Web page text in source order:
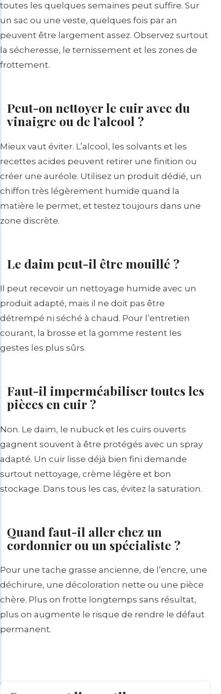
toutes les quelques semaines peut suffire. Sur
un sac ou une veste, quelques fois par an
peuvent être largement assez. Observez surtout
la sécheresse, le ternissement et les zones de
frottement.
Peut-on nettoyer le cuir avec du
vinaigre ou de l’alcool ?
Mieux vaut éviter. L’alcool, les solvants et les
recettes acides peuvent retirer une finition ou
créer une auréole. Utilisez un produit dédié, un
chiffon très légèrement humide quand la
matière le permet, et testez toujours dans une
zone discrète.
Le daim peut-il être mouillé ?
Il peut recevoir un nettoyage humide avec un
produit adapté, mais il ne doit pas être
détrempé ni séché à chaud. Pour l’entretien
courant, la brosse et la gomme restent les
gestes les plus sûrs.
Faut-il imperméabiliser toutes les
pièces en cuir ?
Non. Le daim, le nubuck et les cuirs ouverts
gagnent souvent à être protégés avec un spray
adapté. Un cuir lisse déjà bien fini demande
surtout nettoyage, crème légère et bon
stockage. Dans tous les cas, évitez la saturation.
Quand faut-il aller chez un
cordonnier ou un spécialiste ?
Pour une tache grasse ancienne, de l’encre, une
déchirure, une décoloration nette ou une pièce
chère. Plus on frotte longtemps sans résultat,
plus on augmente le risque de rendre le défaut
permanent.